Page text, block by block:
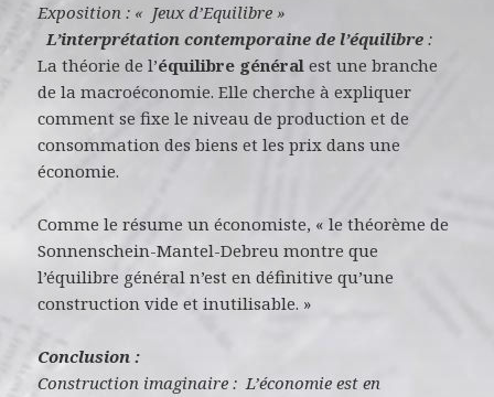
Exposition : « Jeux d’Equilibre »
L’interprétation contemporaine de l’équilibre :
La théorie de l’équilibre général est une branche
de la macroéconomie. Elle cherche à expliquer
comment se fixe le niveau de production et de
consommation des biens et les prix dans une
économie.
Comme le résume un économiste, « le théorème de
Sonnenschein-Mantel-Debreu montre que
l’équilibre général n’est en définitive qu’une
construction vide et inutilisable. »
Conclusion :
Construction imaginaire : L’économie est en